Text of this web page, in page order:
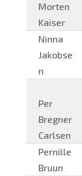
Morten
Kaiser
Ninna
Jakobse
n
Per
Bregner
Carlsen
Pernille
Bruun